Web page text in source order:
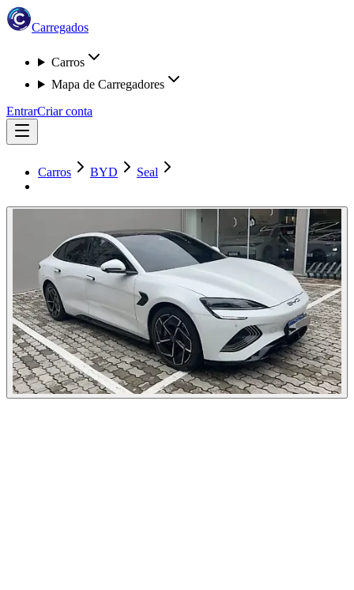
Carregados
Carros
Mapa de Carregadores
EntrarCriar conta
Carros BYD Seal